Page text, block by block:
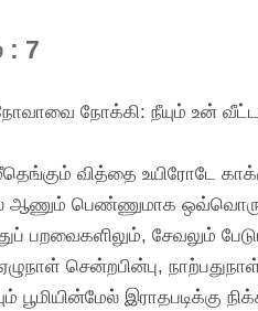
: 7
நோக்கி: நீயும் உன்
வித்தை உயிரோடே
ஆணும் பெண்ணுமாக
பறவைகளிலும், சேவலும்
சென்றபின்பு,
பூமியின்மேல் இராதபடிக்கு